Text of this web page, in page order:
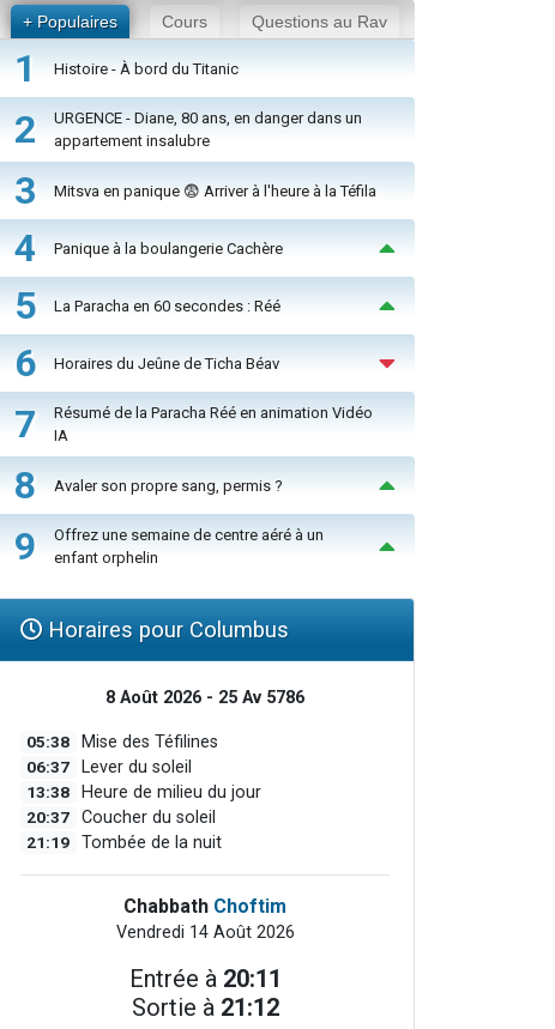
+ Populaires Cours Questions au Rav
1 Histoire - À bord du Titanic
2
URGENCE - Diane, 80 ans, en danger dans un
appartement insalubre
3 Mitsva en panique 😨 Arriver à l'heure à la Téfila
4 Panique à la boulangerie Cachère
5 La Paracha en 60 secondes : Réé
6 Horaires du Jeûne de Ticha Béav
7
Résumé de la Paracha Réé en animation Vidéo
IA
8 Avaler son propre sang, permis ?
9
Offrez une semaine de centre aéré à un
enfant orphelin
Horaires pour Columbus
8 Août 2026 - 25 Av 5786
05:38 Mise des Téfilines
06:37 Lever du soleil
13:38 Heure de milieu du jour
20:37 Coucher du soleil
21:19 Tombée de la nuit
Chabbath Choftim
Vendredi 14 Août 2026
Entrée à 20:11
Sortie à 21:12